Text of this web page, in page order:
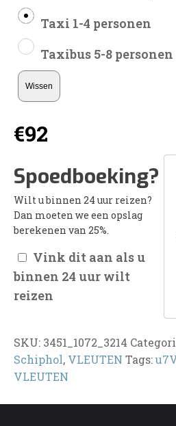
Taxi 1-4 personen
Taxibus 5-8 personen
Wissen
€92
Spoedboeking?
Wilt u binnen 24 uur reizen?
Dan moeten we een opslag
berekenen van 25%.
Vink dit aan als u
binnen 24 uur wilt
reizen
SKU: 3451_1072_3214
Schiphol, VLEUTEN Tags:
VLEUTEN